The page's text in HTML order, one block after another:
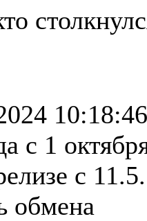
10:18:46
с 1
с
обмена